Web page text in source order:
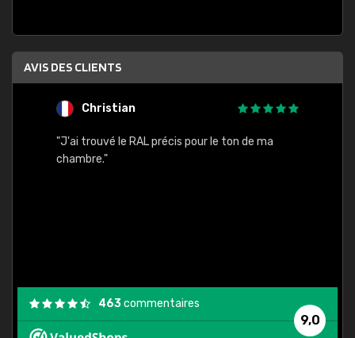
AVIS DES CLIENTS
Christian
"J'ai trouvé le RAL précis pour le ton de ma
chambre."
9,0
463commentaires